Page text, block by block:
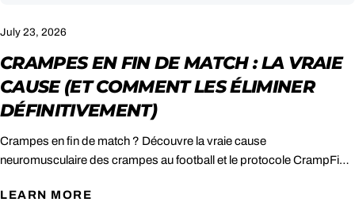
SHARE THIS ARTICLE
COPY
Share
Facebook
Share
X
Pin
Pinterest
July 23, 2026
CRAMPES EN FIN DE MATCH : LA VRAIE
CAUSE (ET COMMENT LES ÉLIMINER
DÉFINITIVEMENT)
Crampes en fin de match ? Découvre la vraie cause
neuromusculaire des crampes au football et le protocole CrampFix
LEARN MORE